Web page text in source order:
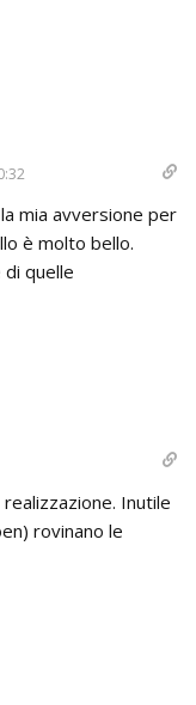
mia avversione per
è molto bello.
quelle
realizzazione. Inutile
rovinano le